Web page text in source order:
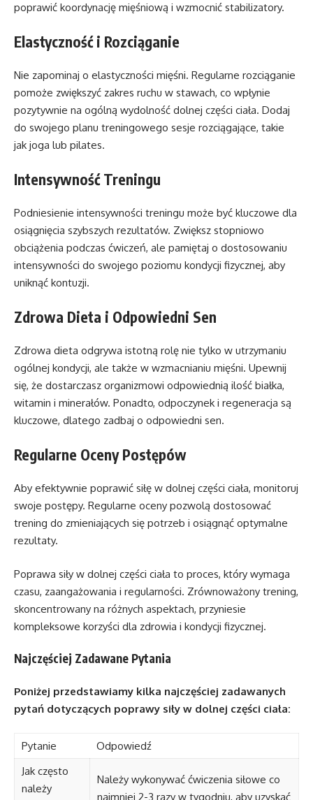
poprawić koordynację mięśniową i wzmocnić stabilizatory.
Elastyczność i Rozciąganie
Nie zapominaj o elastyczności mięśni. Regularne rozciąganie
pomoże zwiększyć zakres ruchu w stawach, co wpłynie
pozytywnie na ogólną wydolność dolnej części ciała. Dodaj
do swojego planu treningowego sesje rozciągające, takie
jak joga lub pilates.
Intensywność Treningu
Podniesienie intensywności treningu może być kluczowe dla
osiągnięcia szybszych rezultatów. Zwiększ stopniowo
obciążenia podczas ćwiczeń, ale pamiętaj o dostosowaniu
intensywności do swojego poziomu kondycji fizycznej, aby
uniknąć kontuzji.
Zdrowa Dieta i Odpowiedni Sen
Zdrowa dieta odgrywa istotną rolę nie tylko w utrzymaniu
ogólnej kondycji, ale także w wzmacnianiu mięśni. Upewnij
się, że dostarczasz organizmowi odpowiednią ilość białka,
witamin i minerałów. Ponadto, odpoczynek i regeneracja są
kluczowe, dlatego zadbaj o odpowiedni sen.
Regularne Oceny Postępów
Aby efektywnie poprawić siłę w dolnej części ciała, monitoruj
swoje postępy. Regularne oceny pozwolą dostosować
trening do zmieniających się potrzeb i osiągnąć optymalne
rezultaty.
Poprawa siły w dolnej części ciała to proces, który wymaga
czasu, zaangażowania i regularności. Zrównoważony trening,
skoncentrowany na różnych aspektach, przyniesie
kompleksowe korzyści dla zdrowia i kondycji fizycznej.
Najczęściej Zadawane Pytania
Poniżej przedstawiamy kilka najczęściej zadawanych
pytań dotyczących poprawy siły w dolnej części ciała:
Pytanie
Odpowiedź
Jak często
należy
Należy wykonywać ćwiczenia siłowe co
najmniej 2-3 razy w tygodniu, aby uzyskać